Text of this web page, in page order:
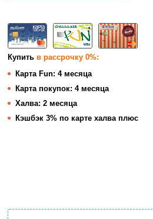
Купитьв рассрочку 0%:
Карта Fun: 4 месяца
Карта покупок: 4 месяца
Халва: 2 месяца
Кэшбэк 3% по карте халва плюс